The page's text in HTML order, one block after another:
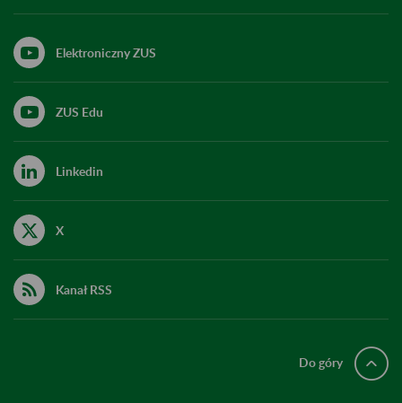
Elektroniczny ZUS
ZUS Edu
Linkedin
X
Kanał RSS
Do góry